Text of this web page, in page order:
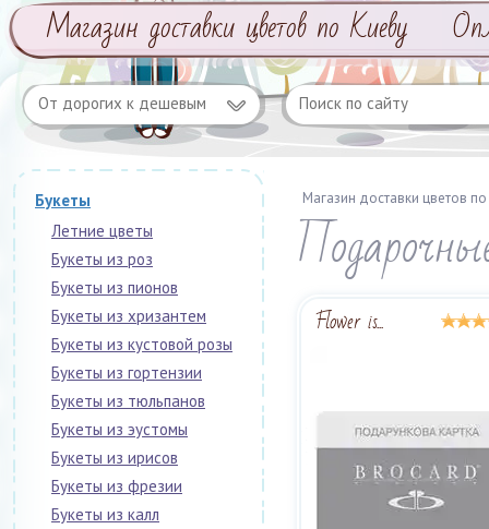
Магазин доставки цветов по Киеву
От дорогих к дешевым
Букеты
Летние цветы
Букеты из роз
Букеты из пионов
Букеты из хризантем
Букеты из кустовой розы
Букеты из гортензии
Букеты из тюльпанов
Букеты из эустомы
Букеты из ирисов
Букеты из фрезии
Букеты из калл
Магазин доставки цветов
Flower is...